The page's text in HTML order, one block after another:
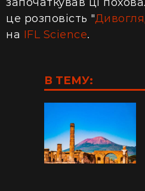
це розповість "
на IFL Science.
В ТЕМУ: